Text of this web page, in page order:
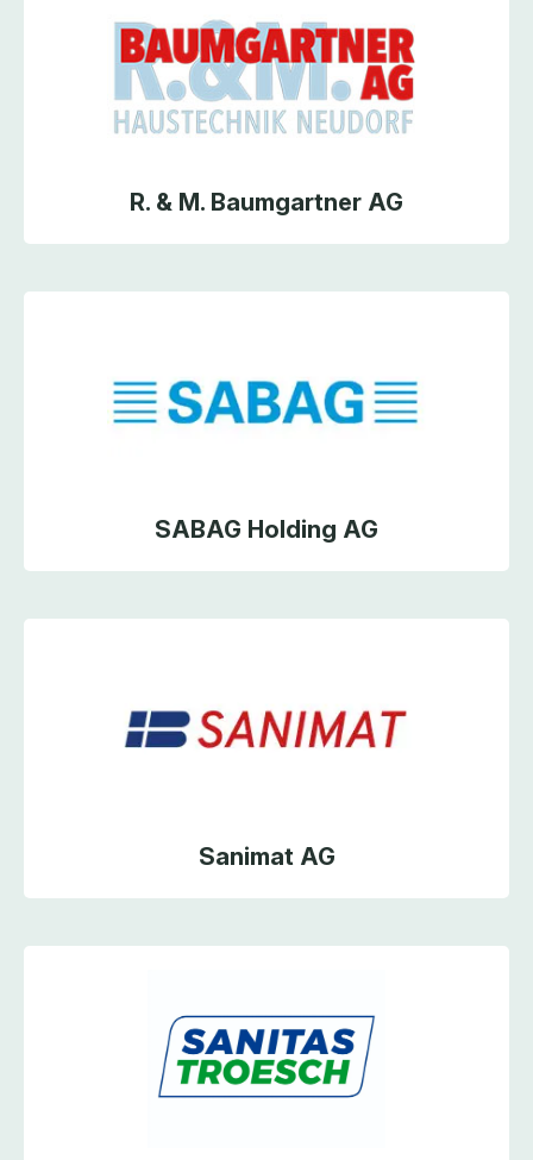
R. & M. Baumgartner AG
SABAG Holding AG
Sanimat AG